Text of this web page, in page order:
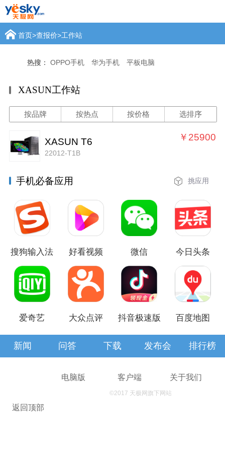
首页>查报价>工作站
热搜： OPPO手机 华为手机 平板电脑
XASUN工作站
按品牌 按热点 按价格 选排序
XASUN T6
22012-T1B
￥25900
手机必备应用 挑应用
搜狗输入法 好看视频 微信 今日头条
爱奇艺 大众点评 抖音极速版 百度地图
新闻 问答 下载 发布会 排行榜
电脑版 客户端 关于我们
返回顶部
©2017 天极网旗下网站